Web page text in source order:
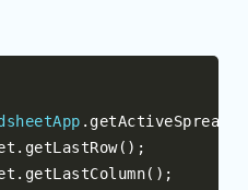
.
. getLastRow();
. getLastColumn();